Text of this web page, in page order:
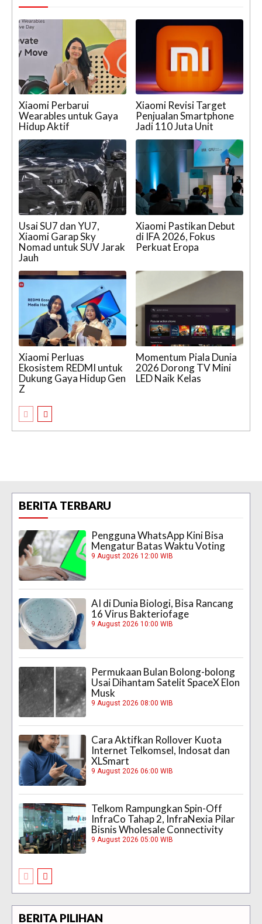
Xiaomi Perbarui
Wearables untuk Gaya
Hidup Aktif
Xiaomi Revisi Target
Penjualan Smartphone
Jadi 110 Juta Unit
Usai SU7 dan YU7,
Xiaomi Garap Sky
Nomad untuk SUV Jarak
Jauh
Xiaomi Pastikan Debut
di IFA 2026, Fokus
Perkuat Eropa
Xiaomi Perluas
Ekosistem REDMI untuk
Dukung Gaya Hidup Gen
Z
Momentum Piala Dunia
2026 Dorong TV Mini
LED Naik Kelas
BERITA TERBARU
Pengguna WhatsApp Kini Bisa
Mengatur Batas Waktu Voting
9 August 2026 12:00 WIB
AI di Dunia Biologi, Bisa Rancang
16 Virus Bakteriofage
9 August 2026 10:00 WIB
Permukaan Bulan Bolong-bolong
Usai Dihantam Satelit SpaceX Elon
Musk
9 August 2026 08:00 WIB
Cara Aktifkan Rollover Kuota
Internet Telkomsel, Indosat dan
XLSmart
9 August 2026 06:00 WIB
Telkom Rampungkan Spin-Off
InfraCo Tahap 2, InfraNexia Pilar
Bisnis Wholesale Connectivity
9 August 2026 05:00 WIB
BERITA PILIHAN